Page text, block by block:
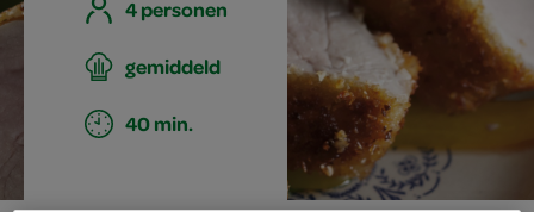
4 personen
gemiddeld
40 min.